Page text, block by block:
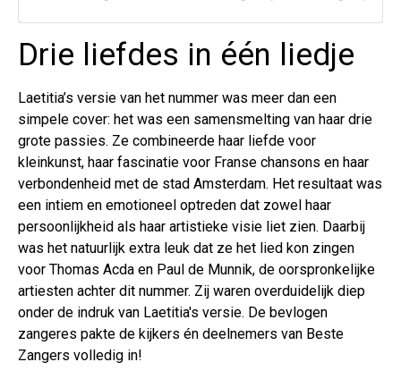
Drie liefdes in één liedje
Laetitia’s versie van het nummer was meer dan een
simpele cover: het was een samensmelting van haar drie
grote passies. Ze combineerde haar liefde voor
kleinkunst, haar fascinatie voor Franse chansons en haar
verbondenheid met de stad Amsterdam. Het resultaat was
een intiem en emotioneel optreden dat zowel haar
persoonlijkheid als haar artistieke visie liet zien. Daarbij
was het natuurlijk extra leuk dat ze het lied kon zingen
voor Thomas Acda en Paul de Munnik, de oorspronkelijke
artiesten achter dit nummer. Zij waren overduidelijk diep
onder de indruk van Laetitia's versie. De bevlogen
zangeres pakte de kijkers én deelnemers van Beste
Zangers volledig in!